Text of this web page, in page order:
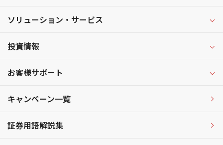
ソリューション・サービス
投資情報
お客様サポート
キャンペーン一覧
証券用語解説集